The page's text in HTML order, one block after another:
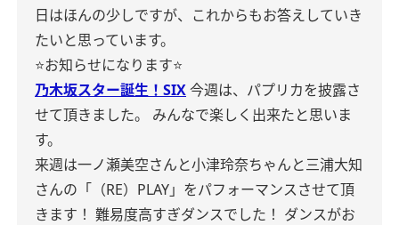
日はほんの少しですが、これからもお答えしていき
たいと思っています。
⭐️お知らせになります⭐️
乃木坂スター誕生！SIX今週は、パプリカを披露さ
せて頂きました。
みんなで楽しく出来たと思いま
す。
来週は一ノ瀬美空さんと小津玲奈ちゃんと三浦大知
さんの「（RE）PLAY」をパフォーマンスさせて頂
きます！ 難易度高すぎダンスでした！ ダンスがお